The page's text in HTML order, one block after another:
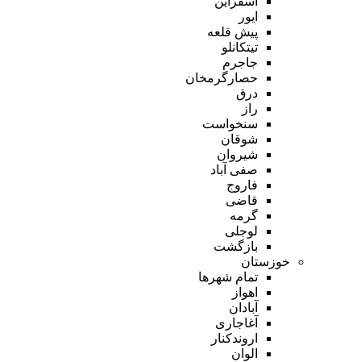
ایور
پیش قلعه
تیتکانلو
جاجرم
حصارگرمخان
درق
راز
سنخواست
شوقان
شیروان
صفی آباد
فاروج
قاضی
گرمه
لوجلی
بازگشت
خوزستان
تمام شهر‌ها
اهواز
آبادان
آغاجاری
اروندکنار
الوان